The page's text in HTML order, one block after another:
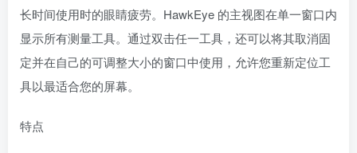
长时间使用时的眼睛疲劳。HawkEye 的主视图在单一窗口内
显示所有测量工具。通过双击任一工具，还可以将其取消固
定并在自己的可调整大小的窗口中使用，允许您重新定位工
具以最适合您的屏幕。
特点